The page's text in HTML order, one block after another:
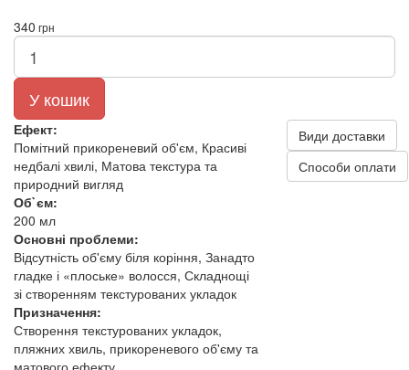
340 грн
У кошик
Ефект:
Помітний прикореневий об'єм, Красиві
недбалі хвилі, Матова текстура та
природний вигляд
Об`єм:
200 мл
Основні проблеми:
Відсутність об'єму біля коріння, Занадто
гладке і «плоське» волосся, Складнощі
зі створенням текстурованих укладок
Призначення:
Створення текстурованих укладок,
пляжних хвиль, прикореневого об'єму та
матового ефекту
Види доставки
Способи оплати